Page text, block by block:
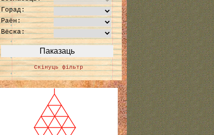
Горад:
Раён:
Вёска:
Скінуць фільтр